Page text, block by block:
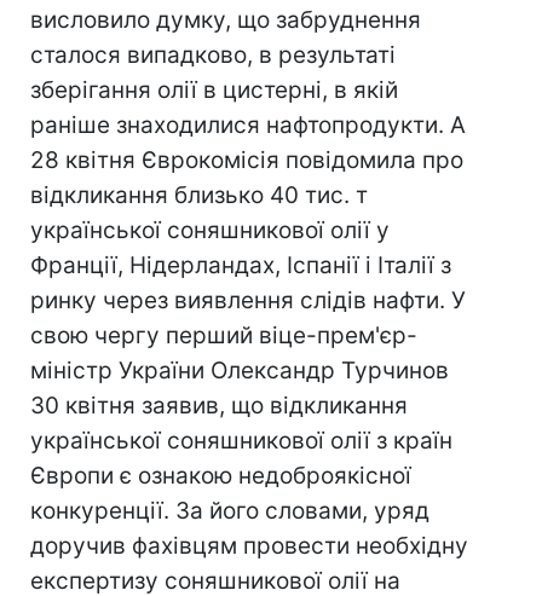
висловило думку, що забруднення
сталося випадково, в результаті
зберігання олії в цистерні, в якій
раніше знаходилися нафтопродукти. А
28 квітня Єврокомісія повідомила про
відкликання близько 40 тис. т
української соняшникової олії у
Франції, Нідерландах, Іспанії і Італії з
ринку через виявлення слідів нафти. У
свою чергу перший віце-прем'єр-
міністр України Олександр Турчинов
30 квітня заявив, що відкликання
української соняшникової олії з країн
Європи є ознакою недоброякісної
конкуренції. За його словами, уряд
доручив фахівцям провести необхідну
експертизу соняшникової олії на